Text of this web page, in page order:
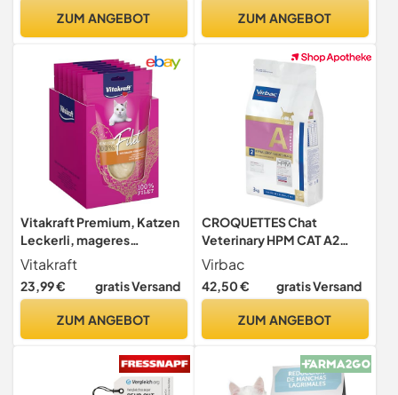
ZUM ANGEBOT
Sein Juckreiz zu reduzieren
ZUM ANGEBOT
Vitakraft Premium, Katzen
Leckerli, mageres
Hühnchenfilet,
Vorratsgröße,
hypoallergen, ohne Zusatz
Vitakraft
23,99 € gratis Versand
ZUM ANGEBOT
CROQUETTES Chat
Veterinary HPM CAT A2
Allergy - VIRBAC 3 kg
Virbac
42,50 € gratis Versand
ZUM ANGEBOT